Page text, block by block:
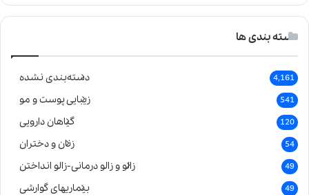
دسته بندی ها
دسته‌بندی نشده 4,161
زیبایی پوست و مو 541
گیاهان دارویی 120
زنان و دختران 54
زالو و زالو درمانی-زالو انداختن 49
بیماریهای گوارشی 49